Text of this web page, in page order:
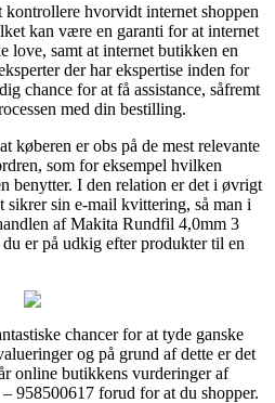
hvorvidt internet shoppen
kan være en garanti for at internet
love, samt at internet butikken en
der har ekspertise inden for
chance for at få assistance, såfremt
med din bestilling.
køberen er obs på de mest relevante
som for eksempel hvilken
benytter. I den relation er det i øvrigt
sikrer sin e-mail kvittering, så man i
af Makita Rundfil 4,0mm 3
er på udkig efter produkter til en
chancer for at tyde ganske
og på grund af dette er det
online butikkens vurderinger af
958500617 forud for at du shopper.